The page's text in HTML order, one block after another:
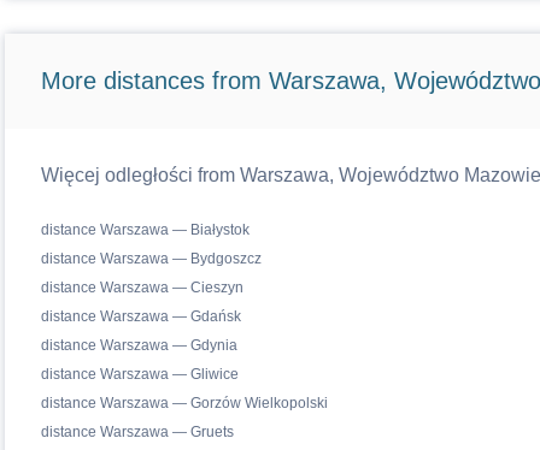
More distances from Warszawa,
Więcej odległości from Warszawa, Województwo
distance Warszawa — Białystok
distance Warszawa — Bydgoszcz
distance Warszawa — Cieszyn
distance Warszawa — Gdańsk
distance Warszawa — Gdynia
distance Warszawa — Gliwice
distance Warszawa — Gorzów Wielkopolski
distance Warszawa — Gruets